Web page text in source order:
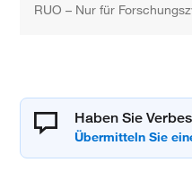
RUO – Nur für
Haben Sie